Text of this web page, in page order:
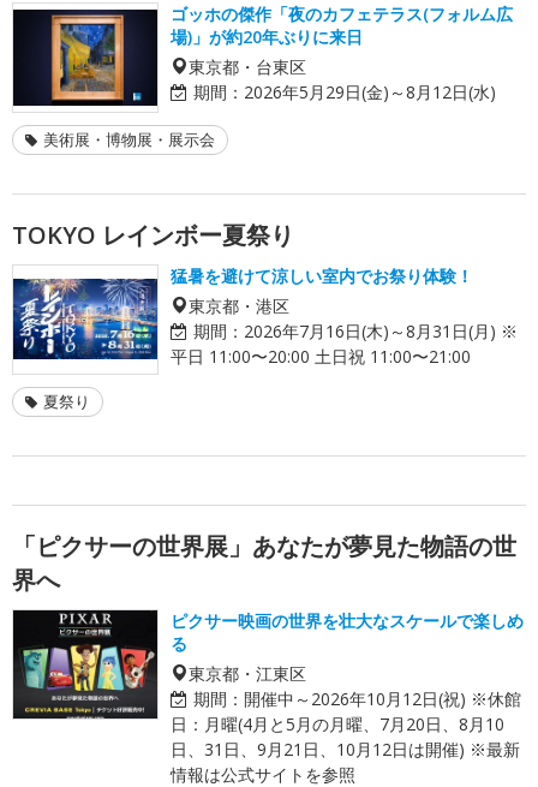
ゴッホの傑作「夜のカフェテラス(フォルム広
場)」が約20年ぶりに来日
東京都・台東区
期間： 2026年5月29日(金)～8月12日(水)
美術展・博物展・展示会
TOKYO レインボー夏祭り
猛暑を避けて涼しい室内でお祭り体験！
東京都・港区
期間： 2026年7月16日(木)～8月31日(月) ※
平日 11:00〜20:00 土日祝 11:00〜21:00
夏祭り
「ピクサーの世界展」あなたが夢見た物語の世
界へ
ピクサー映画の世界を壮大なスケールで楽しめ
る
東京都・江東区
期間： 開催中～2026年10月12日(祝) ※休館
日：月曜(4月と5月の月曜、7月20日、8月10
日、31日、9月21日、10月12日は開催) ※最新
情報は公式サイトを参照